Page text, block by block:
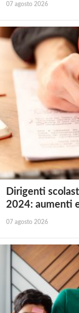
07 agosto 2026
Dirigenti
2024: aumenti
07 agosto 2026